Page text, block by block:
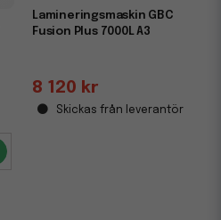
Lamineringsmaskin GBC
Fusion Plus 7000L A3
8 120 kr
Skickas från leverantör